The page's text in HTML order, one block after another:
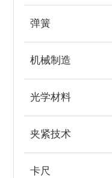
弹簧
机械制造
光学材料
夹紧技术
卡尺